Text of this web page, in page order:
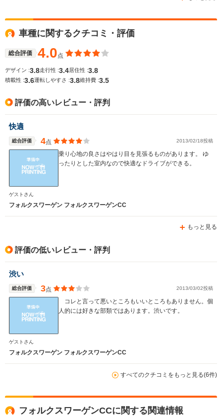
WLTCモード
燃費
排気量
駆動方式
-
1984～3598cc
FF、4WD
-
車種に関するクチコミ・評価
総合評価 4.0点
デザイン :3.8走行性 :3.4 居住性 :3.8
積載性 :3.6運転しやすさ :3.8維持費 :3.5
評価の高いレビュー・評判
快適
総合評価 4点 2013/02/18投稿
乗り心地の良さはやはり目を見張るものがあります。 ゆ
ったりとした室内なので快適なドライブができる。
ゲストさん
フォルクスワーゲン フォルクスワーゲンCC
もっと見る
評価の低いレビュー・評判
渋い
総合評価 3点 2013/03/02投稿
コレと言って悪いところもいいところもありません。個
人的には好きな部類ではあります。渋いです。
ゲストさん
フォルクスワーゲン フォルクスワーゲンCC
すべてのクチコミをもっと見る(6件)
フォルクスワーゲンCCに関する関連情報